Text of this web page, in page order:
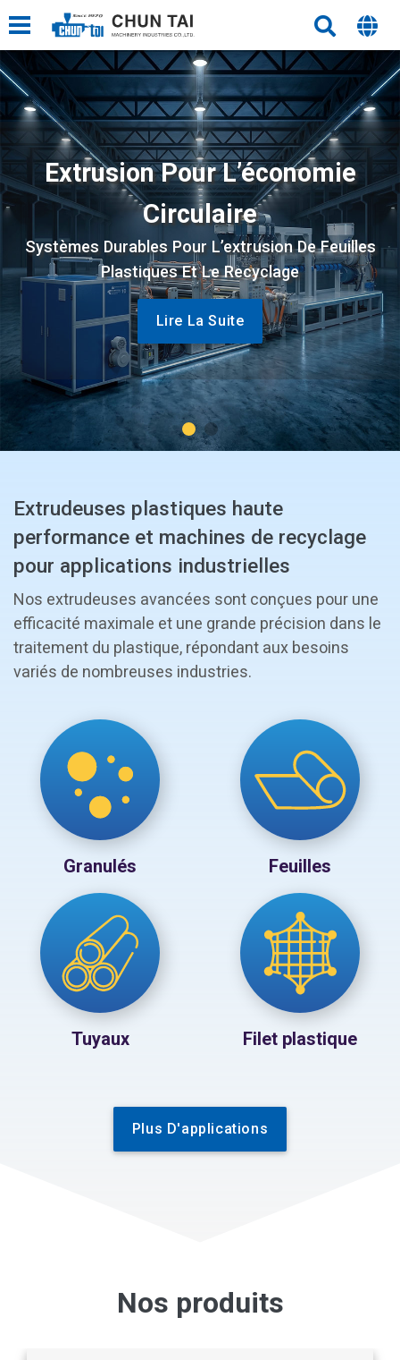
Extrusion Pour L’économie
Circulaire
Systèmes Durables Pour L’extrusion De Feuilles
Plastiques Et Le Recyclage
Lire La Suite
Extrudeuses plastiques haute
performance et machines de recyclage
pour applications industrielles
Nos extrudeuses avancées sont conçues pour une
efficacité maximale et une grande précision dans le
traitement du plastique, répondant aux besoins
variés de nombreuses industries.
Granulés Feuilles
Tuyaux Filet plastique
Plus D'applications
Nos produits